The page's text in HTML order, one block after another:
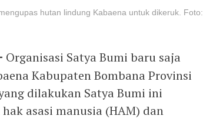
hutan lindung Kabaena untuk dikeruk. Foto:
Organisasi Satya Bumi baru saja
Kabupaten Bombana Provinsi
dilakukan Satya Bumi ini
asasi manusia (HAM) dan